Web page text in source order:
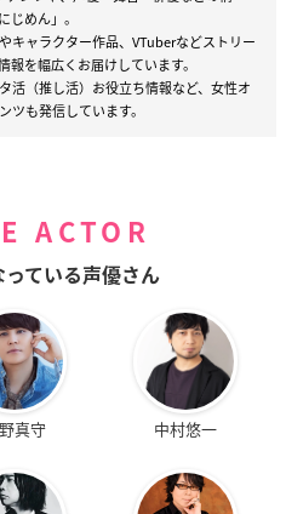
じめん」。
キャラクター作品、VTuberなどストリー
を幅広くお届けしています。
活（推し活）お役立ち情報など、女性オ
ツも発信しています。
ACTOR
ている声優さん
真守 中村悠一